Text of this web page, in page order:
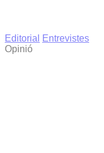
Editorial
Entrevistes
Opinió